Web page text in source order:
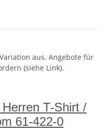
aus. Angebote für
(siehe Link).
T-Shirt /
61-422-0